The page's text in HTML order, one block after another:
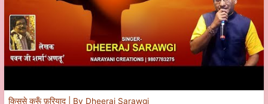
किससे करूँ फ़रियाद | By Dheeraj Sarawgi